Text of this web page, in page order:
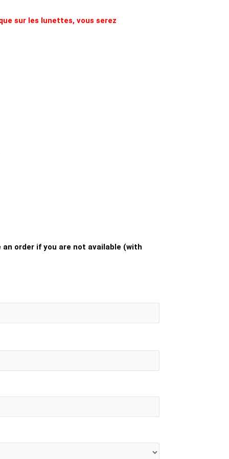
sur les lunettes, vous serez
an order if you are not available (with